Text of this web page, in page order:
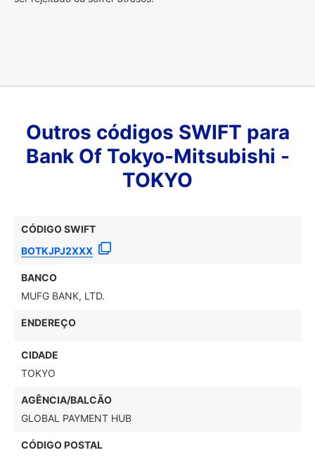
Outros códigos SWIFT para
Bank Of Tokyo-Mitsubishi -
TOKYO
CÓDIGO SWIFT
BOTKJPJ2XXX
BANCO
MUFG BANK, LTD.
ENDEREÇO
CIDADE
TOKYO
AGÊNCIA/BALCÃO
GLOBAL PAYMENT HUB
CÓDIGO POSTAL